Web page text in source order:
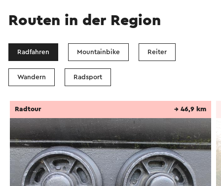
Routen in der Region
Radfahren Mountainbike Reiter
Wandern Radsport
Radtour → 46,9 km